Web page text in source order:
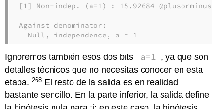
[1] Non-indep. (a=1) : 15.92684
Against denominator:
  Null, independence, a = 1
Ignoremos también esos dos bits a=1 , ya que son
detalles técnicos que no necesitas conocer en esta
etapa.268 El resto de la salida es en realidad
bastante sencillo. En la parte inferior, la salida define